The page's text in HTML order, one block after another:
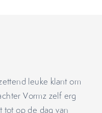
leuke klant om
Vormz zelf erg
tot op de dag van